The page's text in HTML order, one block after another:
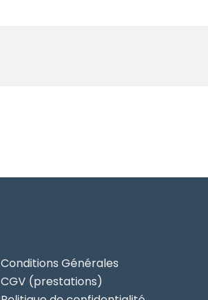
Conditions Générales
CGV (prestations)